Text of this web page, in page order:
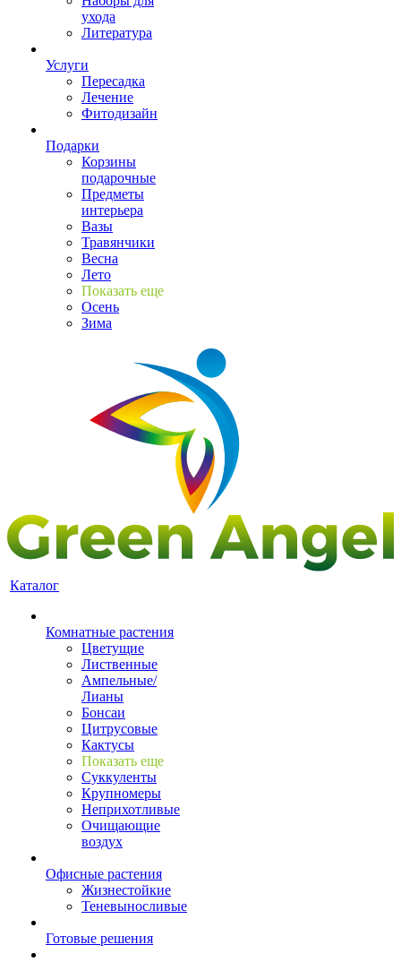
ухода
Литература
Услуги
Пересадка
Лечение
Фитодизайн
Подарки
Корзины
подарочные
Предметы
интерьера
Вазы
Травянчики
Весна
Лето
Показать еще
Осень
Зима
Каталог
Комнатные растения
Цветущие
Лиственные
Ампельные/
Лианы
Бонсаи
Цитрусовые
Кактусы
Показать еще
Суккуленты
Крупномеры
Неприхотливые
Очищающие
воздух
Офисные растения
Жизнестойкие
Теневыносливые
Готовые решения